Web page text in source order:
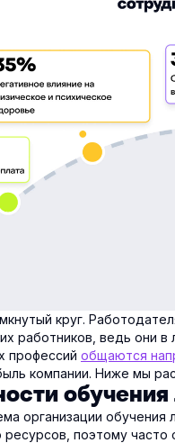
круг.
работников, ведь они
профессий общаются
компании. Ниже мы
организации обучения
ресурсов, поэтому